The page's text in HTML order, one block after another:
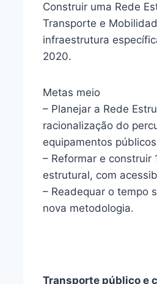
Construir uma Rede
Transporte e
infraestrutura
2020.
Metas meio
– Planejar a Rede
racionalização do
equipamentos
– Reformar e
estrutural, com
– Readequar o tempo
nova metodologia.
Transporte público e